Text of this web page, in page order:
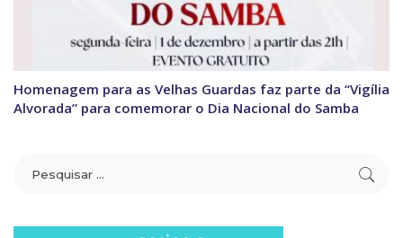
Homenagem para as Velhas Guardas faz parte da “Vigília
Alvorada” para comemorar o Dia Nacional do Samba